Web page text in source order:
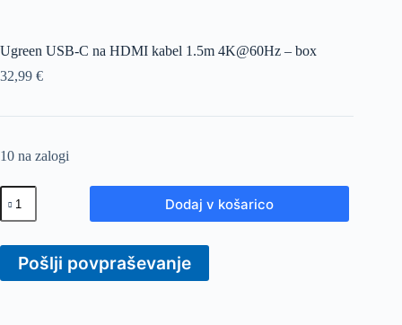
Ugreen USB-C na HDMI kabel 1.5m 4K@60Hz – box
32,99 €
10 na zalogi
Ugreen
USB-
C
HDMI
kabel
1.5m
Dodaj v košarico
Pošlji povpraševanje